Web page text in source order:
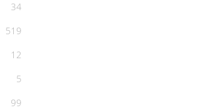
34
519
12
5
99